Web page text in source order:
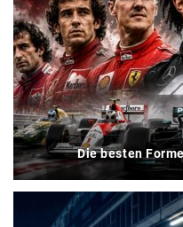
Die besten